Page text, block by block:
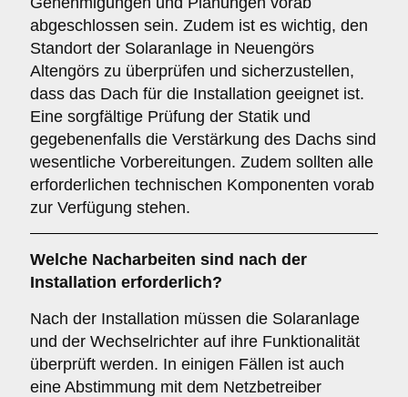
abgeschlossen sein. Zudem ist es wichtig, den
Standort der Solaranlage in Neuengörs
Altengörs zu überprüfen und sicherzustellen,
dass das Dach für die Installation geeignet ist.
Eine sorgfältige Prüfung der Statik und
gegebenenfalls die Verstärkung des Dachs sind
wesentliche Vorbereitungen. Zudem sollten alle
erforderlichen technischen Komponenten vorab
zur Verfügung stehen.
Welche Nacharbeiten sind nach der
Installation erforderlich?
Nach der Installation müssen die Solaranlage
und der Wechselrichter auf ihre Funktionalität
überprüft werden. In einigen Fällen ist auch
eine Abstimmung mit dem Netzbetreiber